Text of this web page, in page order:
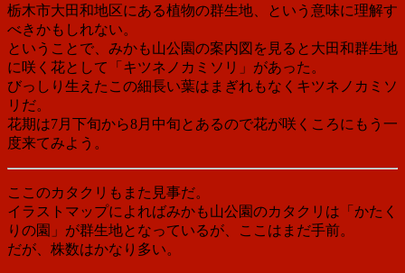
栃木市大田和地区にある植物の群生地、という意味に理解す
べきかもしれない。
ということで、みかも山公園の案内図を見ると大田和群生地
に咲く花として「キツネノカミソリ」があった。
びっしり生えたこの細長い葉はまぎれもなくキツネノカミソ
リだ。
花期は7月下旬から8月中旬とあるので花が咲くころにもう一
度来てみよう。
ここのカタクリもまた見事だ。
イラストマップによればみかも山公園のカタクリは「かたく
りの園」が群生地となっているが、ここはまだ手前。
だが、株数はかなり多い。